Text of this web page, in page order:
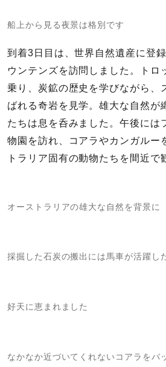
船上から見る夜景は格別です
到着3日目は、世界自然遺産に登
ウンテンズを訪問しました。トロ
乗り、炭鉱の歴史を学びながら、
ばれる奇岩を見学。雄大な自然が
たちは息を呑みました。午後には
物園を訪れ、コアラやカンガルー
トラリア固有の動物たちを間近で
オーストラリアの雄大な自然を背景に
採掘した石炭の搬出には馬車が活躍し
好天に恵まれました
なかなか近づいてくれないコアラをバ